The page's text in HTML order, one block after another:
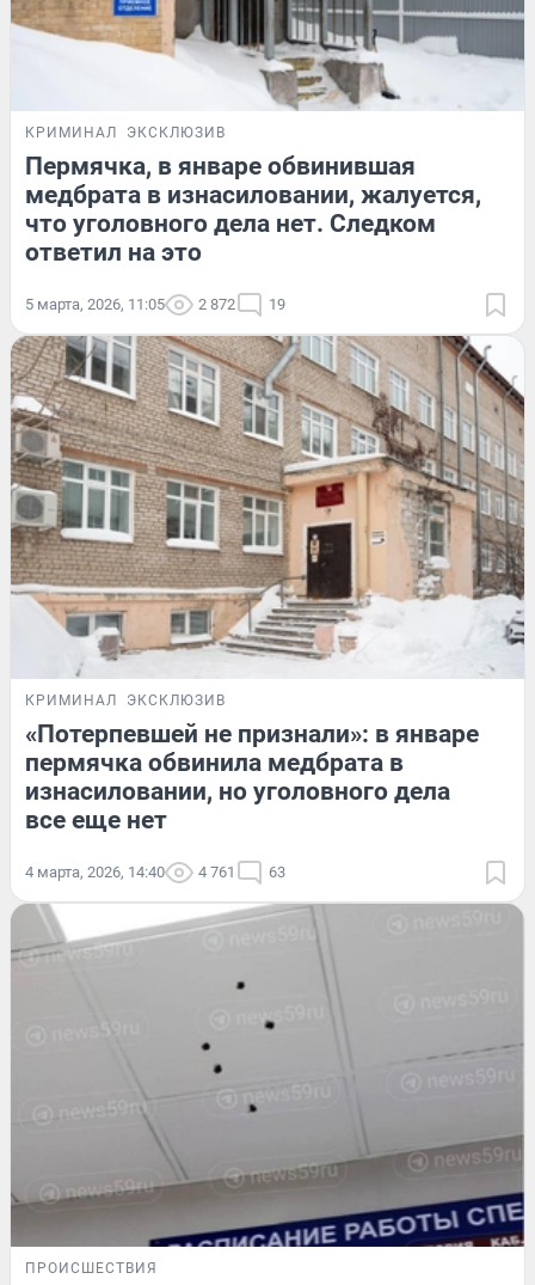
КРИМИНАЛ ЭКСКЛЮЗИВ
Пермячка, в январе обвинившая
медбрата в изнасиловании, жалуется,
что уголовного дела нет. Следком
ответил на это
5 марта, 2026, 11:05 2 872 19
КРИМИНАЛ ЭКСКЛЮЗИВ
«Потерпевшей не признали»: в январе
пермячка обвинила медбрата в
изнасиловании, но уголовного дела
все еще нет
4 марта, 2026, 14:40 4 761 63
ПРОИСШЕСТВИЯ